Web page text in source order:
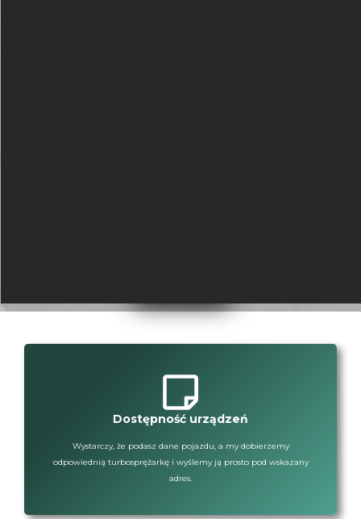
Dostępność urządzeń
Wystarczy, że podasz dane pojazdu, a my dobierzemy
odpowiednią turbosprężarkę i wyślemy ją prosto pod wskazany
adres.